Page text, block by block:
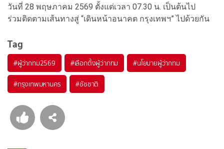
วันที่ 28 พฤษภาคม 2569 ตั้งแต่เวลา 07.30 น. เป็นต้นไป
ร่วมติดตามเส้นทางสู่ “เดินหน้าอนาคต กรุงเทพฯ” ไปด้วยกัน
Tag
#ผู้ว่ากทม2569 #เลือกตั้งผู้ว่ากทม #นโยบายผู้ว่ากทม
#กรุงเทพมหานคร #ชัชชาติ